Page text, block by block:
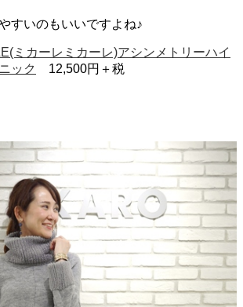
すいのもいいですよね♪
ミカーレミカーレ)アシンメトリーハイ
ック
12,500円＋税